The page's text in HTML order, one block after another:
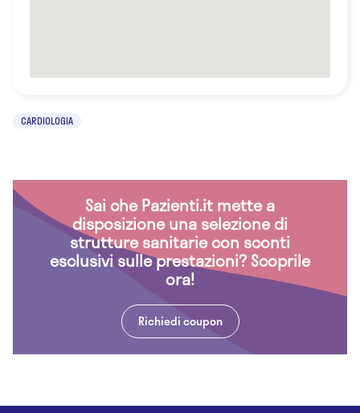
CARDIOLOGIA
Sai che Pazienti.it mette a
disposizione una selezione di
strutture sanitarie con sconti
esclusivi sulle prestazioni? Scoprile
ora!
Richiedi coupon